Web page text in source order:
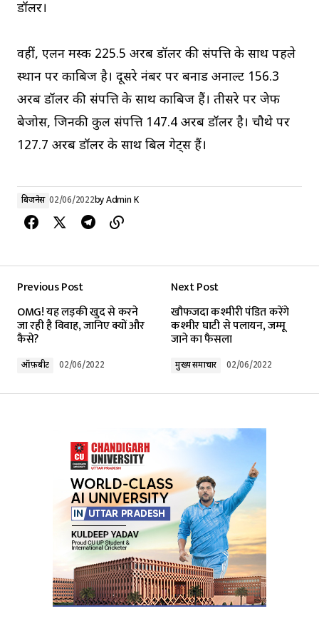
डॉलर।
वहीं, एलन मस्क 225.5 अरब डॉलर की संपत्ति के साथ पहले
स्थान पर काबिज है। दूसरे नंबर पर बर्नार्ड अर्नाल्ट 156.3
अरब डॉलर की संपत्ति के साथ काबिज हैं। तीसरे पर जेफ
बेजोस, जिनकी कुल संपत्ति 147.4 अरब डॉलर है। चौथे पर
127.7 अरब डॉलर के साथ बिल गेट्स हैं।
बिजनेस 02/06/2022byAdmin K
Previous Post
OMG! यह लड़की खुद से करने
जा रही है विवाह, जानिए क्यों और
कैसे?
ऑफ़बीट 02/06/2022
Next Post
खौफजदा कश्मीरी पंडित करेंगे
कश्मीर घाटी से पलायन, जम्मू
जाने का फैसला
मुख्य समाचार 02/06/2022